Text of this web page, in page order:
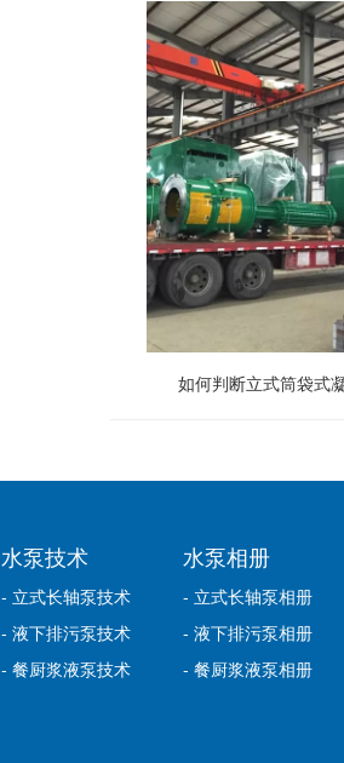
如何判断立式筒袋式
水泵技术
- 立式长轴泵技术
- 液下排污泵技术
- 餐厨浆液泵技术
水泵相册
- 立式长轴泵相册
- 液下排污泵相册
- 餐厨浆液泵相册